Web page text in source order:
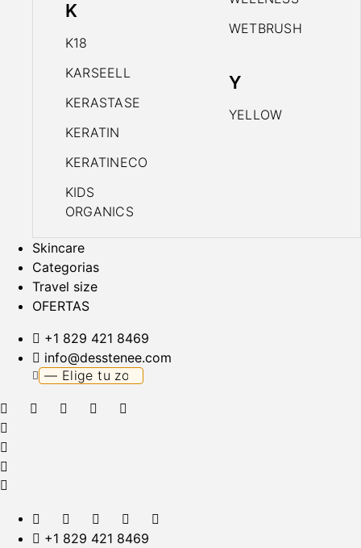
K
K18
KARSEELL
KERASTASE
KERATIN
KERATINECO
KIDS
ORGANICS
WETBRUSH
Y
YELLOW
Skincare
Categorias
Travel size
OFERTAS
+1 829 421 8469
info@desstenee.com
+1 829 421 8469